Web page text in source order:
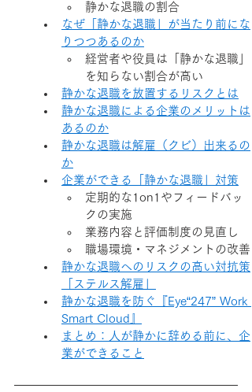
静かな退職の割合
なぜ「静かな退職」が当たり前にな
りつつあるのか
経営者や役員は「静かな退職」
を知らない割合が高い
静かな退職を放置するリスクとは
静かな退職による企業のメリットは
あるのか
静かな退職は解雇（クビ）出来るの
か
企業ができる「静かな退職」対策
定期的な1on1やフィードバッ
クの実施
業務内容と評価制度の見直し
職場環境・マネジメントの改善
静かな退職へのリスクの高い対抗策
「ステルス解雇」
静かな退職を防ぐ『Eye“247” Work
Smart Cloud』
まとめ：人が静かに辞める前に、企
業ができること